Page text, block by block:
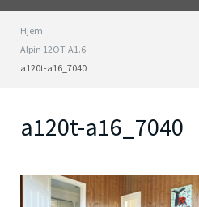
Hjem
Alpin 12OT-A1.6
a120t-a16_7040
a120t-a16_7040